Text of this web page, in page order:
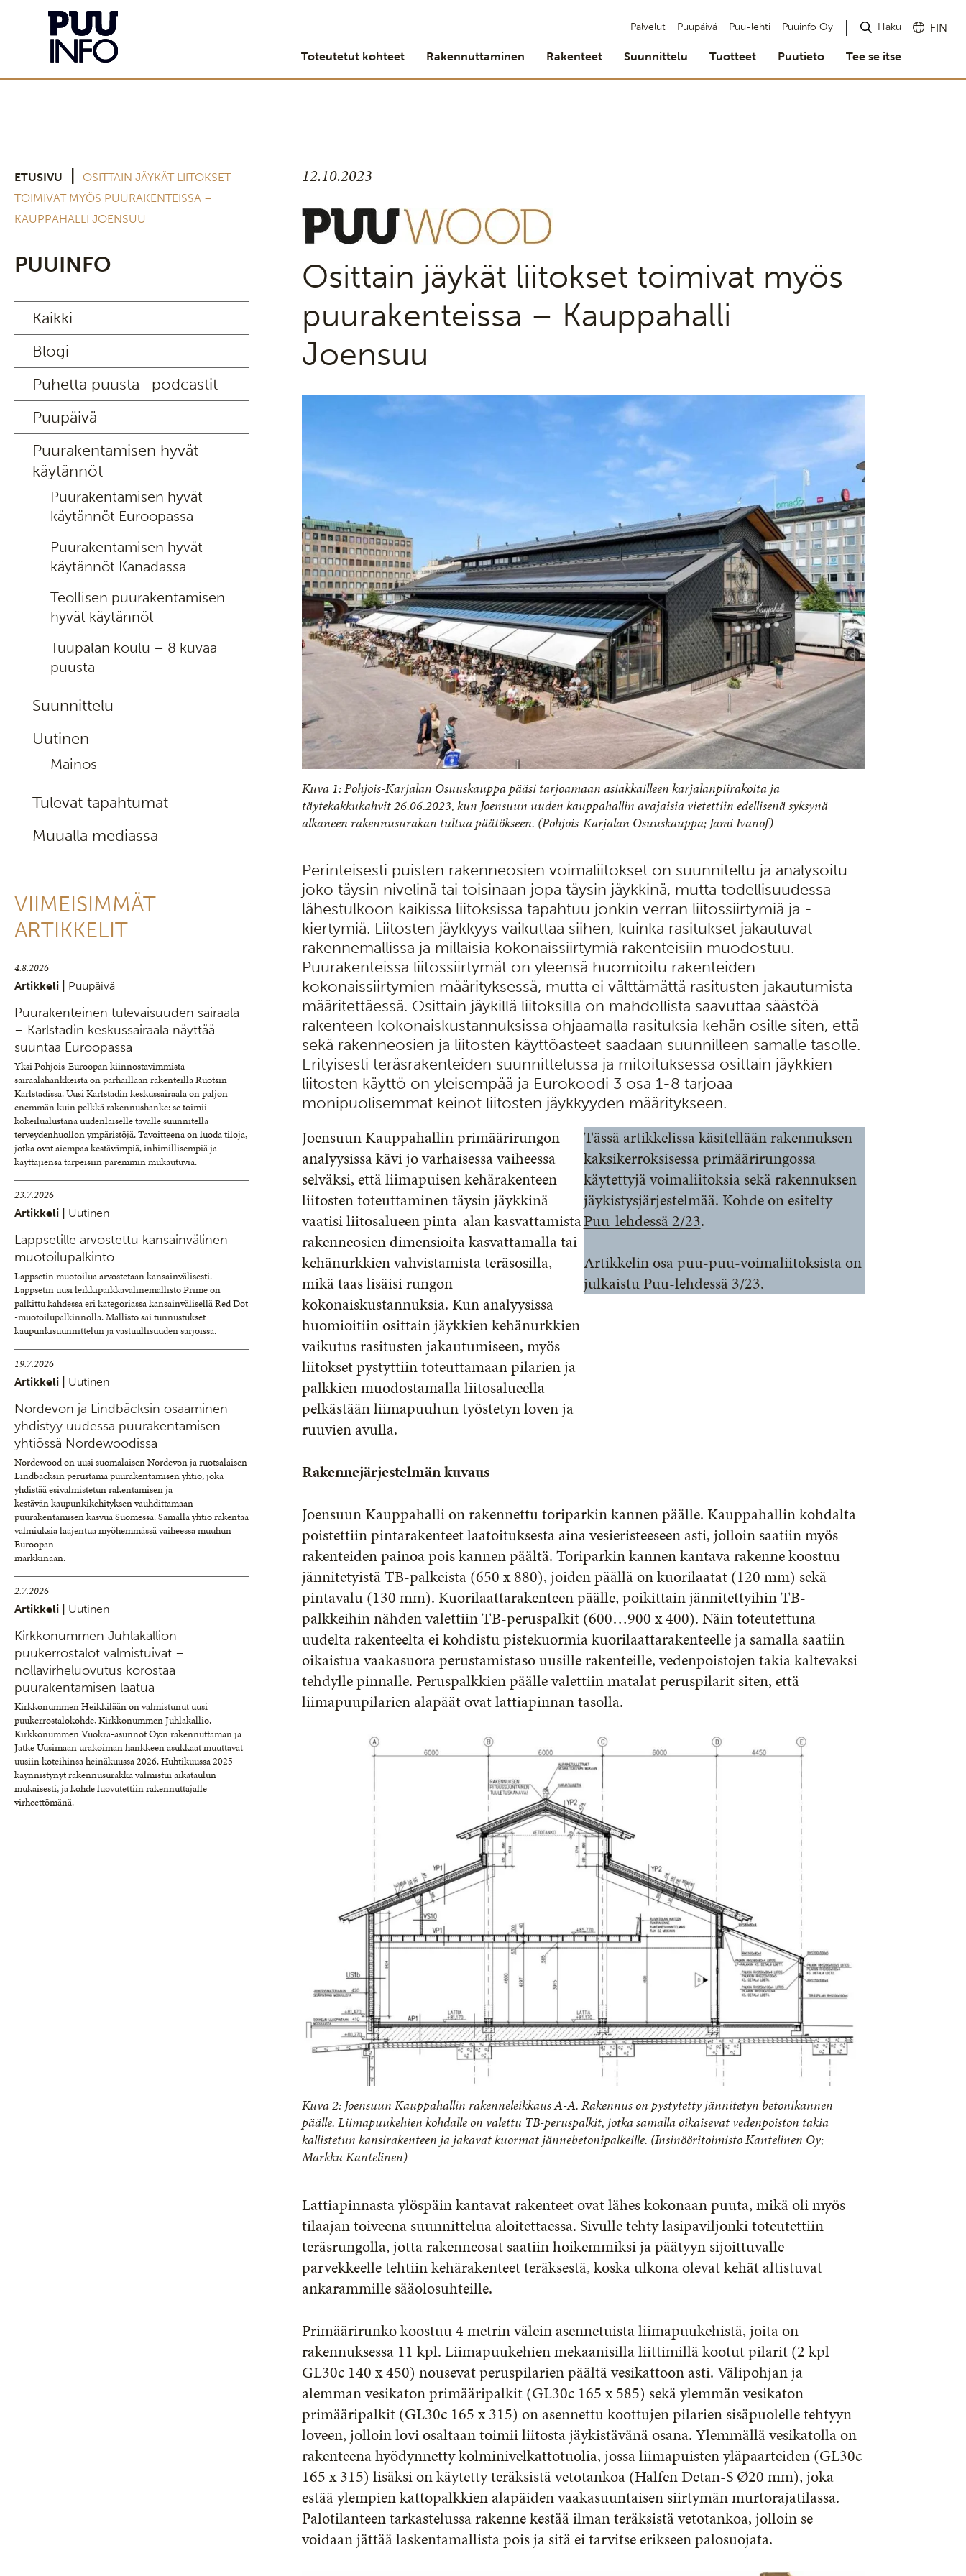
Palvelut Puupäivä Puu-lehti Puuinfo Oy Haku FIN
Toteutetut kohteet Rakennuttaminen Rakenteet Suunnittelu Tuotteet Puutieto Tee se itse
ETUSIVU
OSITTAIN JÄYKÄT LIITOKSET
TOIMIVAT MYÖS PUURAKENTEISSA –
KAUPPAHALLI JOENSUU
PUUINFO
Kaikki
Blogi
Puhetta puusta -podcastit
Puupäivä
Puurakentamisen hyvät
käytännöt
Puurakentamisen hyvät
käytännöt Euroopassa
Puurakentamisen hyvät
käytännöt Kanadassa
Teollisen puurakentamisen
hyvät käytännöt
Tuupalan koulu – 8 kuvaa
puusta
Suunnittelu
Uutinen
Mainos
Tulevat tapahtumat
Muualla mediassa
VIIMEISIMMÄT
ARTIKKELIT
4.8.2026
Artikkeli | Puupäivä
Puurakenteinen tulevaisuuden sairaala
– Karlstadin keskussairaala näyttää
suuntaa Euroopassa
Yksi Pohjois-Euroopan kiinnostavimmista
sairaalahankkeista on parhaillaan rakenteilla Ruotsin
Karlstadissa. Uusi Karlstadin keskussairaala on paljon
enemmän kuin pelkkä rakennushanke: se toimii
kokeilualustana uudenlaiselle tavalle suunnitella
terveydenhuollon ympäristöjä. Tavoitteena on luoda tiloja,
jotka ovat aiempaa kestävämpiä, inhimillisempiä ja
käyttäjiensä tarpeisiin paremmin mukautuvia.
23.7.2026
Artikkeli | Uutinen
Lappsetille arvostettu kansainvälinen
muotoilupalkinto
Lappsetin muotoilua arvostetaan kansainvälisesti.
Lappsetin uusi leikkipaikkavälinemallisto Prime on
palkittu kahdessa eri kategoriassa kansainvälisellä Red Dot
-muotoilupalkinnolla. Mallisto sai tunnustukset
kaupunkisuunnittelun ja vastuullisuuden sarjoissa.
19.7.2026
Artikkeli | Uutinen
Nordevon ja Lindbäcksin osaaminen
yhdistyy uudessa puurakentamisen
yhtiössä Nordewoodissa
Nordewood on uusi suomalaisen Nordevon ja ruotsalaisen
Lindbäcksin perustama puurakentamisen yhtiö, joka
yhdistää esivalmistetun rakentamisen ja
kestävän kaupunkikehityksen vauhdittamaan
puurakentamisen kasvua Suomessa. Samalla yhtiö rakentaa
valmiuksia laajentua myöhemmässä vaiheessa muuhun
Euroopan
markkinaan.
2.7.2026
Artikkeli | Uutinen
Kirkkonummen Juhlakallion
puukerrostalot valmistuivat –
nollavirheluovutus korostaa
puurakentamisen laatua
Kirkkonummen Heikkilään on valmistunut uusi
puukerrostalokohde, Kirkkonummen Juhlakallio.
Kirkkonummen Vuokra-asunnot Oy:n rakennuttaman ja
Jatke Uusimaan urakoiman hankkeen asukkaat muuttavat
uusiin koteihinsa heinäkuussa 2026. Huhtikuussa 2025
käynnistynyt rakennusurakka valmistui aikataulun
mukaisesti, ja kohde luovutettiin rakennuttajalle
virheettömänä.
12.10.2023
Osittain jäykät liitokset toimivat myös
puurakenteissa – Kauppahalli
Joensuu
Kuva 1: Pohjois-Karjalan Osuuskauppa pääsi tarjoamaan asiakkailleen karjalanpiirakoita ja
täytekakkukahvit 26.06.2023, kun Joensuun uuden kauppahallin avajaisia vietettiin edellisenä syksynä
alkaneen rakennusurakan tultua päätökseen. (Pohjois-Karjalan Osuuskauppa; Jami Ivanof)
Perinteisesti puisten rakenneosien voimaliitokset on suunniteltu ja analysoitu
joko täysin nivelinä tai toisinaan jopa täysin jäykkinä, mutta todellisuudessa
lähestulkoon kaikissa liitoksissa tapahtuu jonkin verran liitossiirtymiä ja -
kiertymiä. Liitosten jäykkyys vaikuttaa siihen, kuinka rasitukset jakautuvat
rakennemallissa ja millaisia kokonaissiirtymiä rakenteisiin muodostuu.
Puurakenteissa liitossiirtymät on yleensä huomioitu rakenteiden
kokonaissiirtymien määrityksessä, mutta ei välttämättä rasitusten jakautumista
määritettäessä. Osittain jäykillä liitoksilla on mahdollista saavuttaa säästöä
rakenteen kokonaiskustannuksissa ohjaamalla rasituksia kehän osille siten, että
sekä rakenneosien ja liitosten käyttöasteet saadaan suunnilleen samalle tasolle.
Erityisesti teräsrakenteiden suunnittelussa ja mitoituksessa osittain jäykkien
liitosten käyttö on yleisempää ja Eurokoodi 3 osa 1-8 tarjoaa
monipuolisemmat keinot liitosten jäykkyyden määritykseen.
Joensuun Kauppahallin primäärirungon
analyysissa kävi jo varhaisessa vaiheessa
selväksi, että liimapuisen kehärakenteen
liitosten toteuttaminen täysin jäykkinä
vaatisi liitosalueen pinta-alan kasvattamista
rakenneosien dimensioita kasvattamalla tai
kehänurkkien vahvistamista teräsosilla,
mikä taas lisäisi rungon
kokonaiskustannuksia. Kun analyysissa
huomioitiin osittain jäykkien kehänurkkien
vaikutus rasitusten jakautumiseen, myös
liitokset pystyttiin toteuttamaan pilarien ja
palkkien muodostamalla liitosalueella
pelkästään liimapuuhun työstetyn loven ja
ruuvien avulla.
Tässä artikkelissa käsitellään rakennuksen
kaksikerroksisessa primäärirungossa
käytettyjä voimaliitoksia sekä rakennuksen
jäykistysjärjestelmää. Kohde on esitelty
Puu-lehdessä 2/23.
Artikkelin osa puu-puu-voimaliitoksista on
julkaistu Puu-lehdessä 3/23.
Rakennejärjestelmän kuvaus
Joensuun Kauppahalli on rakennettu toriparkin kannen päälle. Kauppahallin kohdalta
poistettiin pintarakenteet laatoituksesta aina vesieristeeseen asti, jolloin saatiin myös
rakenteiden painoa pois kannen päältä. Toriparkin kannen kantava rakenne koostuu
jännitetyistä TB-palkeista (650 x 880), joiden päällä on kuorilaatat (120 mm) sekä
pintavalu (130 mm). Kuorilaattarakenteen päälle, poikittain jännitettyihin TB-
palkkeihin nähden valettiin TB-peruspalkit (600…900 x 400). Näin toteutettuna
uudelta rakenteelta ei kohdistu pistekuormia kuorilaattarakenteelle ja samalla saatiin
oikaistua vaakasuora perustamistaso uusille rakenteille, vedenpoistojen takia kaltevaksi
tehdylle pinnalle. Peruspalkkien päälle valettiin matalat peruspilarit siten, että
liimapuupilarien alapäät ovat lattiapinnan tasolla.
Kuva 2: Joensuun Kauppahallin rakenneleikkaus A-A. Rakennus on pystytetty jännitetyn betonikannen
päälle. Liimapuukehien kohdalle on valettu TB-peruspalkit, jotka samalla oikaisevat vedenpoiston takia
kallistetun kansirakenteen ja jakavat kuormat jännebetonipalkeille. (Insinööritoimisto Kantelinen Oy;
Markku Kantelinen)
Lattiapinnasta ylöspäin kantavat rakenteet ovat lähes kokonaan puuta, mikä oli myös
tilaajan toiveena suunnittelua aloitettaessa. Sivulle tehty lasipaviljonki toteutettiin
teräsrungolla, jotta rakenneosat saatiin hoikemmiksi ja päätyyn sijoittuvalle
parvekkeelle tehtiin kehärakenteet teräksestä, koska ulkona olevat kehät altistuvat
ankarammille sääolosuhteille.
Primäärirunko koostuu 4 metrin välein asennetuista liimapuukehistä, joita on
rakennuksessa 11 kpl. Liimapuukehien mekaanisilla liittimillä kootut pilarit (2 kpl
GL30c 140 x 450) nousevat peruspilarien päältä vesikattoon asti. Välipohjan ja
alemman vesikaton primääripalkit (GL30c 165 x 585) sekä ylemmän vesikaton
primääripalkit (GL30c 165 x 315) on asennettu koottujen pilarien sisäpuolelle tehtyyn
loveen, jolloin lovi osaltaan toimii liitosta jäykistävänä osana. Ylemmällä vesikatolla on
rakenteena hyödynnetty kolminivelkattotuolia, jossa liimapuisten yläpaarteiden (GL30c
165 x 315) lisäksi on käytetty teräksistä vetotankoa (Halfen Detan-S Ø20 mm), joka
estää ylempien kattopalkkien alapäiden vaakasuuntaisen siirtymän murtorajatilassa.
Palotilanteen tarkastelussa rakenne kestää ilman teräksistä vetotankoa, jolloin se
voidaan jättää laskentamallista pois ja sitä ei tarvitse erikseen palosuojata.